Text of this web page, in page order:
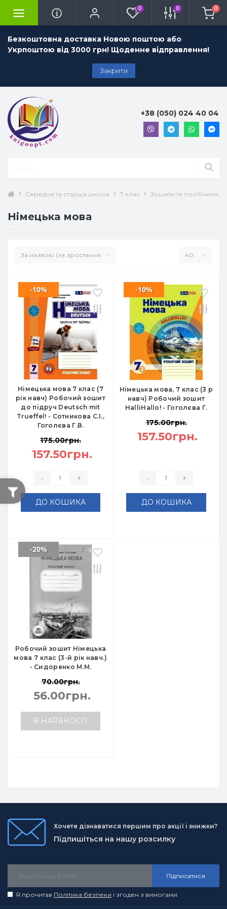
Безкоштовна доставка Новою поштою або
Укрпоштою від 3000 грн! Щоденне відправлення!
Закрити
0 0 0
+38 (050) 024 40 04
Середня та старша школа 7 клас Зошити та посібники 7
Німецька мова
Німецька мова 7 клас (7
рік навч) Робочий зошит
до підруч Deutsch mit
Trueffel! - Сотникова С.І.,
Гоголєва Г.В.
-10%
175.00грн.
157.50грн.
- +
ДО КОШИКА
Німецька мова, 7 клас (3 р
навч) Робочий зошит
HalliHallo! - Гоголєва Г.
-10%
175.00грн.
157.50грн.
- +
ДО КОШИКА
Робочий зошит Німецька
мова 7 клас (3-й рік навч.)
- Сидоренко М.М.
-20%
70.00грн.
56.00грн.
В НАЯВНОСТІ
Хочете дізнаватися першим про акції і знижки?
Підпишіться на нашу розсилку
Підписатися
Я прочитав Політика безпеки і згоден з вимогами